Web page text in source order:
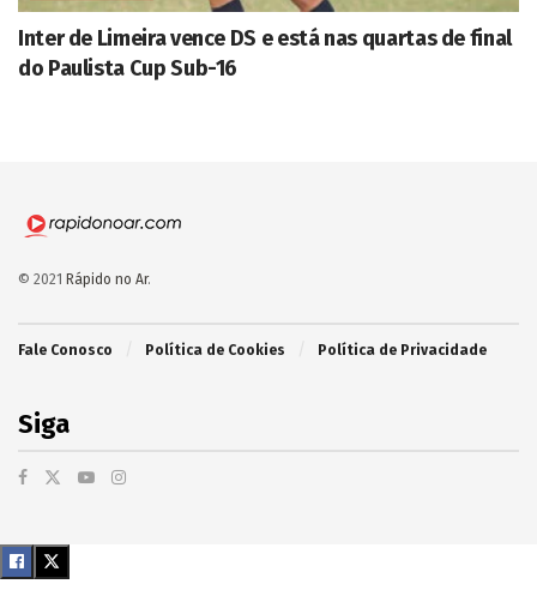
Inter de Limeira vence DS e está nas quartas de final
do Paulista Cup Sub-16
© 2021 Rápido no Ar.
Fale Conosco Política de Cookies Política de Privacidade
Siga